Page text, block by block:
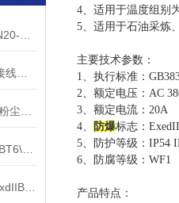
4、适用于温度组别
5、适用于石油采炼
主要技术参数：
1、执行标准：
2、额定电压：AC
3、额定电流：20A
4、
防爆标志：
5、防护等级：IP54
6、防腐等级：WF1
产品特点：